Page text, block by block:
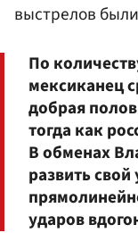
выстрелов
По
мексиканец
добрая
тогда как
В обменах
развить
ударов